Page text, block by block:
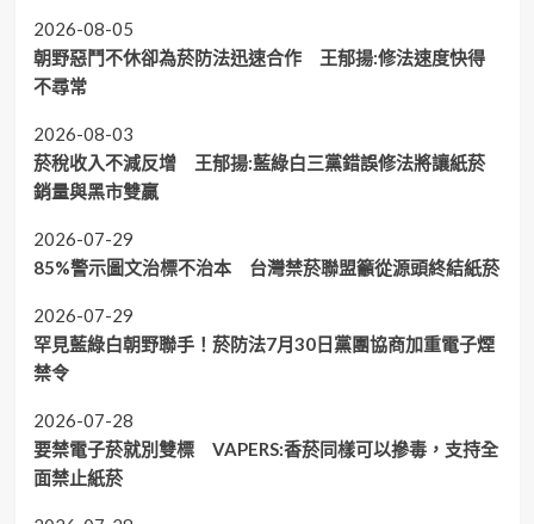
2026-08-05
朝野惡鬥不休卻為菸防法迅速合作 王郁揚:修法速度快得
不尋常
2026-08-03
菸稅收入不減反增 王郁揚:藍綠白三黨錯誤修法將讓紙菸
銷量與黑市雙贏
2026-07-29
85%警示圖文治標不治本 台灣禁菸聯盟籲從源頭終結紙菸
2026-07-29
罕見藍綠白朝野聯手！菸防法7月30日黨團協商加重電子煙
禁令
2026-07-28
要禁電子菸就別雙標 VAPERS:香菸同樣可以摻毒，支持全
面禁止紙菸